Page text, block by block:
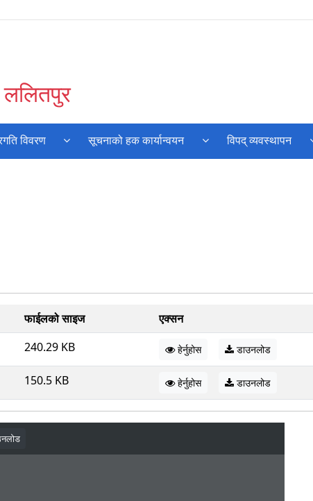
ललितपुर
विवरण सूचनाको हक कार्यान्वयन विपद् व्यवस्थापन
फाईलको साइज
एक्सन
240.29 KB हेर्नुहोस डाउनलोड
150.5 KB हेर्नुहोस डाउनलोड